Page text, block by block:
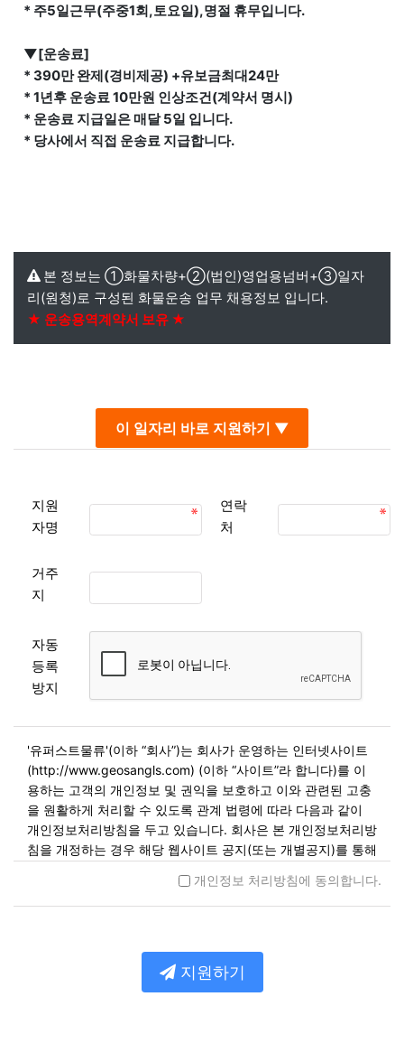
* 주5일근무(주중1회,토요일),명절 휴무입니다.
▼[운송료]
* 390만 완제(경비제공) +유보금최대24만
* 1년후 운송료 10만원 인상조건(계약서 명시)
* 운송료 지급일은 매달 5일 입니다.
* 당사에서 직접 운송료 지급합니다.
본 정보는 ①화물차량+②(법인)영업용넘버+③일자
리(원청)로 구성된 화물운송 업무 채용정보 입니다.
★ 운송용역계약서 보유 ★
이 일자리 바로 지원하기 ▼
지원
자명
연락
처
거주
지
자동
등록
방지
'유퍼스트물류'(이하 “회사”)는 회사가 운영하는 인터넷사이트
(http://www.geosangls.com) (이하 “사이트”라 합니다)를 이
용하는 고객의 개인정보 및 권익을 보호하고 이와 관련된 고충
을 원활하게 처리할 수 있도록 관계 법령에 따라 다음과 같이
개인정보처리방침을 두고 있습니다. 회사은 본 개인정보처리방
침을 개정하는 경우 해당 웹사이트 공지(또는 개별공지)를 통해
제1조. 개인정보의 수집 및 이용목적
한 개인정보는 다음의 목적 이외의 용도로는 사용되지 않으며
이용 목적이 변경될 시에는 사전동의를 구할 예정입니다.
개인정보 처리방침에 동의합니다.
지원하기